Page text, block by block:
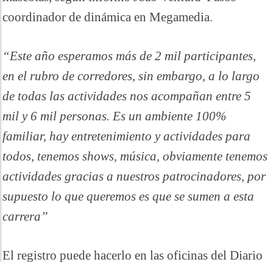
coordinador de dinámica en Megamedia.
“Este año esperamos más de 2 mil participantes,
en el rubro de corredores, sin embargo, a lo largo
de todas las actividades nos acompañan entre 5
mil y 6 mil personas. Es un ambiente 100%
familiar, hay entretenimiento y actividades para
todos, tenemos shows, música, obviamente tenemos
actividades gracias a nuestros patrocinadores, por
supuesto lo que queremos es que se sumen a esta
carrera”
El registro puede hacerlo en las oficinas del Diario